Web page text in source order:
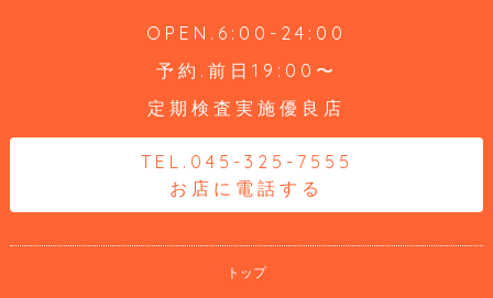
OPEN.6:00-24:00
予約.前日19:00〜
定期検査実施優良店
TEL.045-325-7555
お店に電話する
トップ